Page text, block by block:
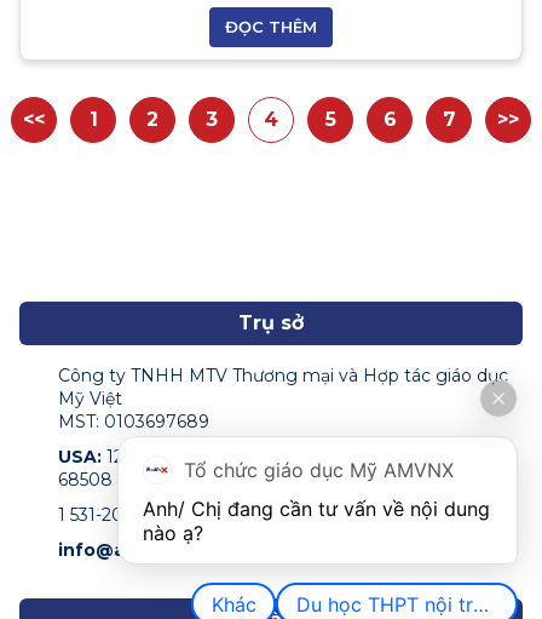
ĐỌC THÊM
<< 1 2 3 4(current)
5 6 7 >>
Trụ sở
Công ty TNHH MTV Thương mại và Hợp tác giáo dục
Mỹ Việt
MST: 0103697689
USA: 122 N 11th Street Suite 200,Lincoln, NE, USA
68508
1 531-207-0009
info@amvnx.com
Tổ chức giáo dục Mỹ AMVNX
Anh/ Chị đang cần tư vấn về nội dung
nào ạ?
Khác Du học THPT nội trú Mỹ